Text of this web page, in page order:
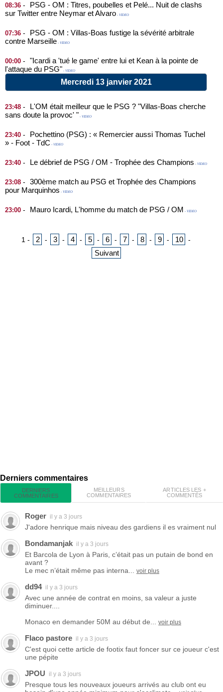
08:36 -
PSG - OM : Titres, poubelles et Pelé... Nuit de clashs
sur Twitter entre Neymar et Alvaro - VIDEO
07:36 -
PSG - OM : Villas-Boas fustige la sévérité arbitrale
contre Marseille - VIDEO
00:00 -
"Icardi a 'tué le game' entre lui et Kean à la pointe de
l'attaque du PSG" - VIDEO
Mercredi 13 janvier 2021
23:48 -
L'OM était meilleur que le PSG ? "Villas-Boas cherche
sans doute la provoc' " - VIDEO
23:40 -
Pochettino (PSG) : « Remercier aussi Thomas Tuchel
» - Foot - TdC - VIDEO
23:40 - Le débrief de PSG / OM - Trophée des Champions - VIDEO
23:08 -
300ème match au PSG et Trophée des Champions
pour Marquinhos - VIDEO
23:00 - Mauro Icardi, L'homme du match de PSG / OM - VIDEO
1 - 2 - 3 - 4 - 5 - 6 - 7 - 8 - 9 - 10 -
Suivant
Derniers commentaires
DERNIERS
COMMENTAIRES
MEILLEURS
COMMENTAIRES
ARTICLES LES +
COMMENTÉS
Roger il y a 3 jours
J'adore henrique mais niveau des gardiens il es vraiment nul
Bondamanjak il y a 3 jours
Et Barcola de Lyon à Paris, c’était pas un putain de bond en
avant ?
Le mec n’était même pas interna...
voir plus
dd94 il y a 3 jours
Avec une année de contrat en moins, sa valeur a juste
diminuer....
Monaco en demander 50M au début de...
voir plus
Flaco pastore il y a 3 jours
C'est quoi cette article de footix faut foncer sur ce joueur c'est
une pépite
JPOU il y a 3 jours
Presque tous les nouveaux joueurs arrivés au club ont eu